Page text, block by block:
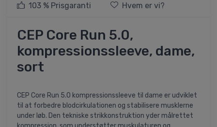
103 % Prisgaranti Hvem er vi?
CEP Core Run 5.0,
kompressionssleeve, dame,
sort
CEP Core Run 5.0 kompressionssleeve til dame er udviklet
til at forbedre blodcirkulationen og stabilisere musklerne
under løb. Den tekniske strikkonstruktion yder målrettet